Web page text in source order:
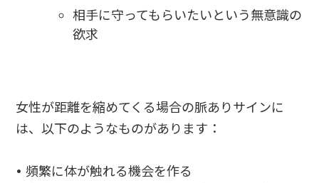
相手に守ってもらいたいという無意識の
欲求
女性が距離を縮めてくる場合の脈ありサインに
は、以下のようなものがあります：
• 頻繁に体が触れる機会を作る